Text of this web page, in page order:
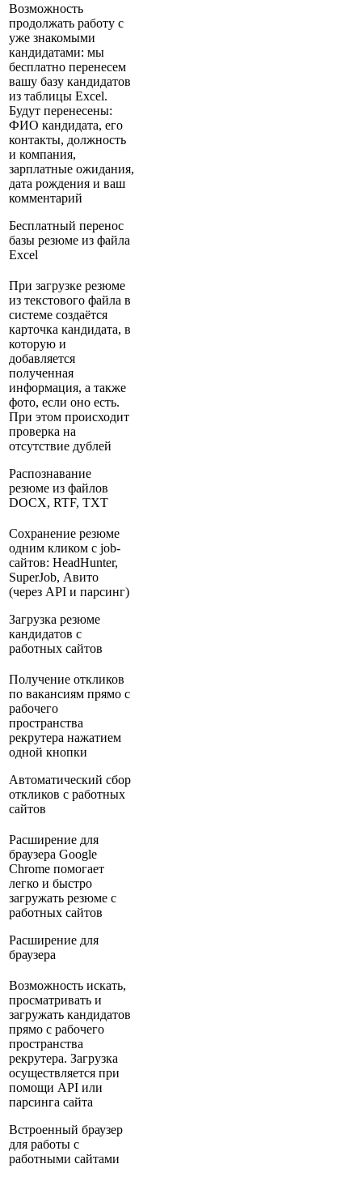
Возможность
продолжать работу с
уже знакомыми
кандидатами: мы
бесплатно перенесем
вашу базу кандидатов
из таблицы Excel.
Будут перенесены:
ФИО кандидата, его
контакты, должность
и компания,
зарплатные ожидания,
дата рождения и ваш
комментарий
Бесплатный перенос
базы резюме из файла
Excel
При загрузке резюме
из текстового файла в
системе создаётся
карточка кандидата, в
которую и
добавляется
полученная
информация, а также
фото, если оно есть.
При этом происходит
проверка на
отсутствие дублей
Распознавание
резюме из файлов
DOCX, RTF, TXT
Сохранение резюме
одним кликом с job-
сайтов: HeadHunter,
SuperJob, Авито
(через API и парсинг)
Загрузка резюме
кандидатов с
работных сайтов
Получение откликов
по вакансиям прямо с
рабочего
пространства
рекрутера нажатием
одной кнопки
Автоматический сбор
откликов с работных
сайтов
Расширение для
браузера Google
Chrome помогает
легко и быстро
загружать резюме с
работных сайтов
Расширение для
браузера
Возможность искать,
просматривать и
загружать кандидатов
прямо с рабочего
пространства
рекрутера. Загрузка
осуществляется при
помощи API или
парсинга сайта
Встроенный браузер
для работы с
работными сайтами